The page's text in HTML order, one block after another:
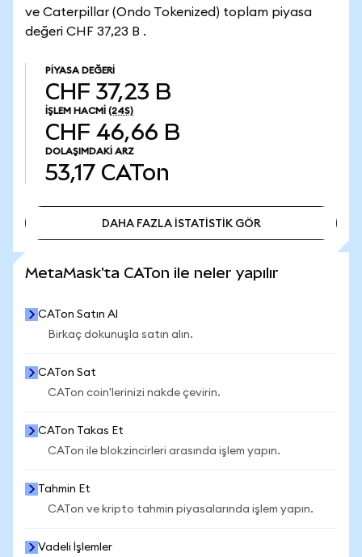
ve Caterpillar (Ondo Tokenized) toplam piyasa
değeri CHF 37,23 B .
PIYASA DEĞERI
CHF 37,23 B
İŞLEM HACMI (24S)
CHF 46,66 B
DOLAŞIMDAKI ARZ
53,17 CATon
DAHA FAZLA İSTATİSTİK GÖR
MetaMask'ta CATon ile neler yapılır
CATon Satın Al
Birkaç dokunuşla satın alın.
CATon Sat
CATon coin'lerinizi nakde çevirin.
CATon Takas Et
CATon ile blokzincirleri arasında işlem yapın.
Tahmin Et
CATon ve kripto tahmin piyasalarında işlem yapın.
Vadeli İşlemler